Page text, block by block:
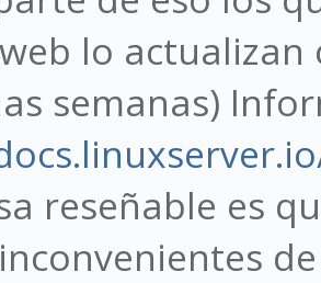
lo
semanas)
reseñable es